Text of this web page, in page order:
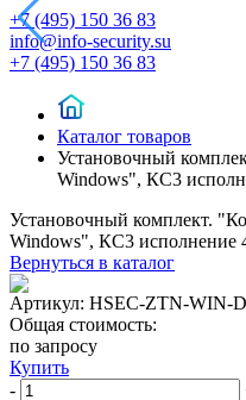
+7 (495) 150 36 83
info@info-security.su
+7 (495) 150 36 83
Каталог товаров
Установочный
Windows", КС3
Установочный комплект.
Windows", КС3 исполнение
Вернуться в каталог
Артикул: HSEC-ZTN-WIN-
Общая стоимость:
по запросу
Купить
-